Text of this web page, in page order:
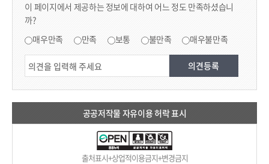
이 페이지에서 제공하는 정보에 대하여 어느 정도 만족하셨습니
까?
매우만족 만족 보통 불만족 매우불만족
공공저작물 자유이용 허락 표시
출처표시+상업적이용금지+변경금지